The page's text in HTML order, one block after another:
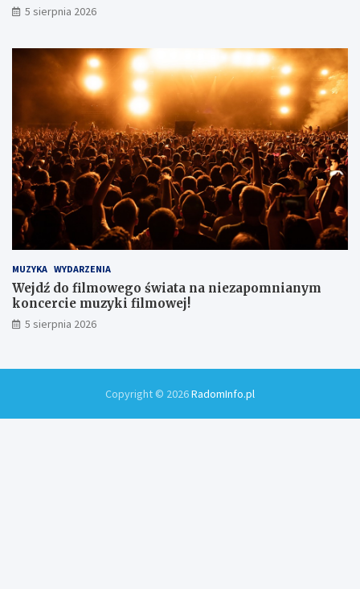
5 sierpnia 2026
MUZYKA WYDARZENIA
Wejdź do filmowego świata na niezapomnianym
koncercie muzyki filmowej!
5 sierpnia 2026
Copyright © 2026RadomInfo.pl